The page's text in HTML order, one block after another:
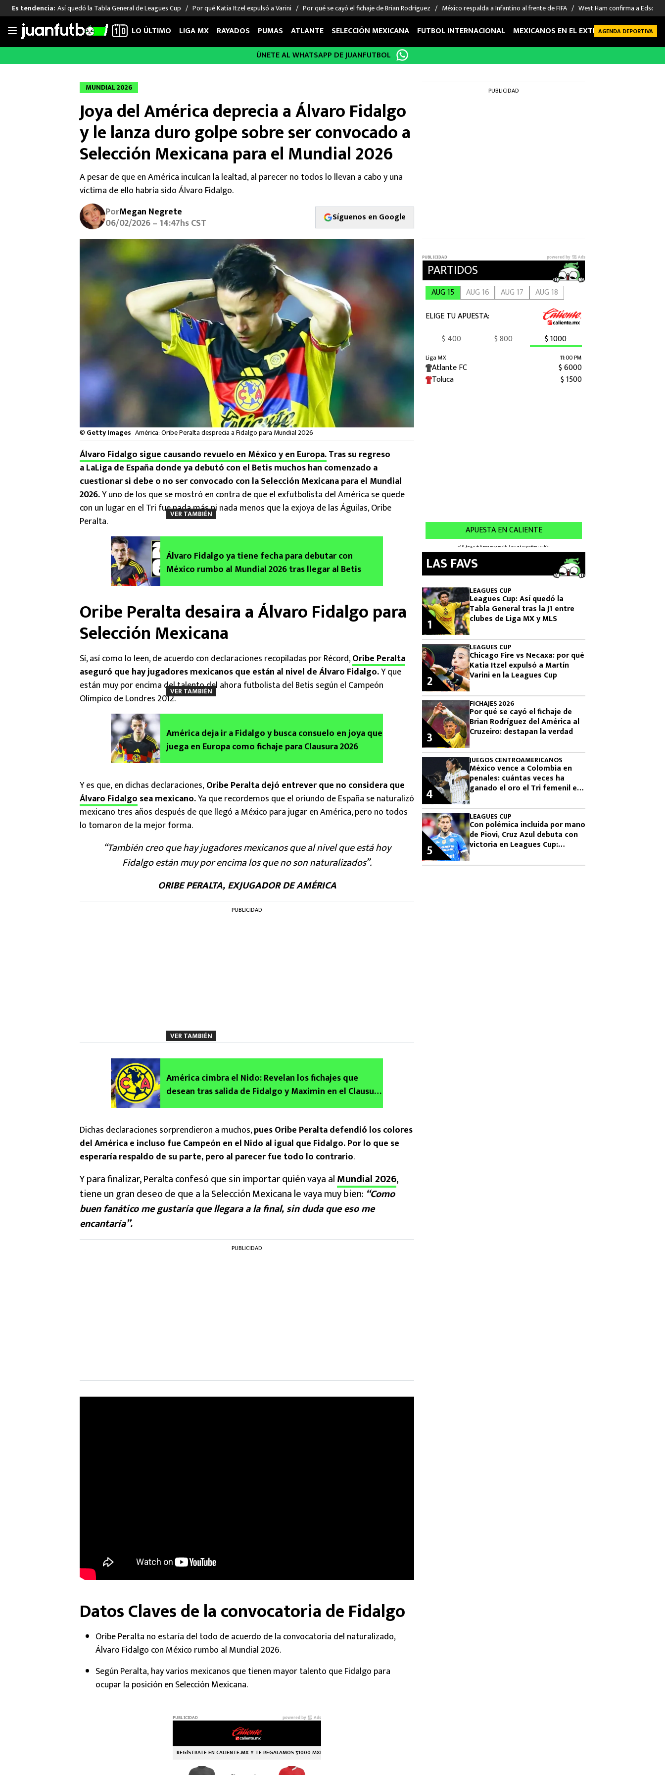
Saltar
Es tendencia: Así quedó la Tabla General de Leagues Cup Por qué Katia Itzel expulsó a Varini Por qué se cayó el fichaje de Brian Rodríguez México respalda a Infantino al frente de FIFA West Ham confirma a Edson
LIGA MX
Chivas de Guadalajara
Liga MX Femenil
FUT INTERNACIONAL
Las Noticias
Selección Mexicana
Champions League
Europa League
Real Madrid
Barcelona
MEXICANOS EN EL EXTRANJERO
Memo Ochoa
Chino Huerta
Edson Álvarez
Santiago Giménez
Rodrigo Huescas
FIGURAS
Sergio Ramos
Giorgos Giakoumakis
André Jardine
DEPORTES
Boxeo
Béisbol
NFL
NBA
LO ÚLTIMO LIGA MX RAYADOS PUMAS ATLANTE SELECCIÓN MEXICANA FUTBOL INTERNACIONAL MEXICANOS EN EL EXTRANJERO FUTBOL
AGENDA DEPORTIVA
ÚNETE AL WHATSAPP DE JUANFUTBOL
MUNDIAL 2026
Joya del América deprecia a Álvaro Fidalgo
y le lanza duro golpe sobre ser convocado a
Selección Mexicana para el Mundial 2026
A pesar de que en América inculcan la lealtad, al parecer no todos lo llevan a cabo y una
víctima de ello habría sido Álvaro Fidalgo.
PorMegan Negrete
06/02/2026 – 14:47hs CST Síguenos en Google
© Getty Images América: Oribe Peralta desprecia a Fidalgo para Mundial 2026
Álvaro Fidalgo sigue causando revuelo en México y en Europa.Tras su regreso
a LaLiga de España donde ya debutó con el Betis muchos han comenzado a
cuestionar si debe o no ser convocado con la Selección Mexicana para el Mundial
2026.Y uno de los que se mostró en contra de que el exfutbolista del América se quede
con un lugar en el Tri fue nada más ni nada menos que la exjoya de las Águilas, Oribe
Peralta.
VER TAMBIÉN
Álvaro Fidalgo ya tiene fecha para debutar con
México rumbo al Mundial 2026 tras llegar al Betis
Oribe Peralta desaira a Álvaro Fidalgo para
Selección Mexicana
Sí, así como lo leen, de acuerdo con declaraciones recopiladas por Récord,Oribe Peralta
aseguró que hay jugadores mexicanos que están al nivel de Álvaro Fidalgo.Y que
están muy por encima del talento del ahora futbolista del Betis según el Campeón
Olímpico de Londres 2012.
VER TAMBIÉN
América deja ir a Fidalgo y busca consuelo en joya que
juega en Europa como fichaje para Clausura 2026
Y es que, en dichas declaraciones,Oribe Peralta dejó entrever que no considera que
Álvaro Fidalgo sea mexicano.Ya que recordemos que el oriundo de España se naturalizó
mexicano tres años después de que llegó a México para jugar en América, pero no todos
lo tomaron de la mejor forma.
“También creo que hay jugadores mexicanos que al nivel que está hoy
Fidalgo están muy por encima los que no son naturalizados”.
ORIBE PERALTA, EXJUGADOR DE AMÉRICA
PUBLICIDAD
VER TAMBIÉN
América cimbra el Nido: Revelan los fichajes que
desean tras salida de Fidalgo y Maximin en el Clausura
2026
Dichas declaraciones sorprendieron a muchos,pues Oribe Peralta defendió los colores
del América e incluso fue Campeón en el Nido al igual que Fidalgo. Por lo que se
esperaría respaldo de su parte, pero al parecer fue todo lo contrario.
Y para finalizar, Peralta confesó que sin importar quién vaya alMundial 2026,
tiene un gran deseo de que a la Selección Mexicana le vaya muy bien: “Como
buen fanático me gustaría que llegara a la final, sin duda que eso me
encantaría”.
PUBLICIDAD
Datos Claves de la convocatoria de Fidalgo
Oribe Peralta no estaría del todo de acuerdo de la convocatoria del naturalizado,
Álvaro Fidalgo con México rumbo al Mundial 2026.
Según Peralta, hay varios mexicanos que tienen mayor talento que Fidalgo para
ocupar la posición en Selección Mexicana.
PUBLICIDAD
LAS FAVS
LEAGUES CUP
Leagues Cup: Así quedó la
Tabla General tras la J1 entre
clubes de Liga MX y MLS
1
LEAGUES CUP
Chicago Fire vs Necaxa: por qué
Katia Itzel expulsó a Martín
Varini en la Leagues Cup
2
FICHAJES 2026
Por qué se cayó el fichaje de
Brian Rodríguez del América al
Cruzeiro: destapan la verdad
3
JUEGOS CENTROAMERICANOS
México vence a Colombia en
penales: cuántas veces ha
ganado el oro el Tri femenil en
4
LEAGUES CUP
Con polémica incluida por mano
de Piovi, Cruz Azul debuta con
victoria en Leagues Cup:
5